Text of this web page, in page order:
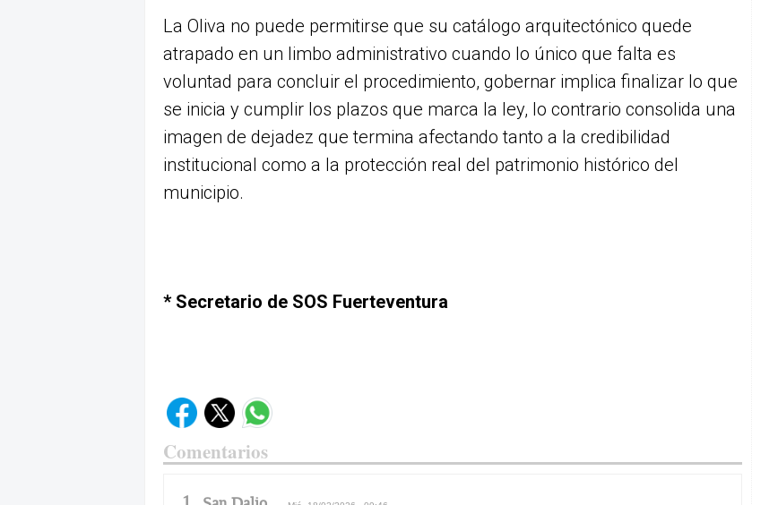
La Oliva no puede permitirse que su catálogo arquitectónico quede
atrapado en un limbo administrativo cuando lo único que falta es
voluntad para concluir el procedimiento, gobernar implica finalizar lo que
se inicia y cumplir los plazos que marca la ley, lo contrario consolida una
imagen de dejadez que termina afectando tanto a la credibilidad
institucional como a la protección real del patrimonio histórico del
municipio.
* Secretario de SOS Fuerteventura
Comentarios